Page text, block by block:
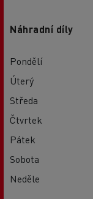
Náhradní díly
Pondělí
Úterý
Středa
Čtvrtek
Pátek
Sobota
Neděle